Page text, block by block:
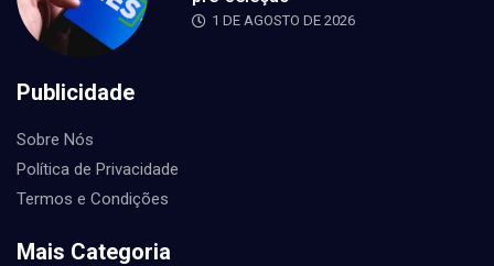
1 DE AGOSTO DE 2026
Publicidade
Sobre Nós
Política de Privacidade
Termos e Condições
Mais Categoria